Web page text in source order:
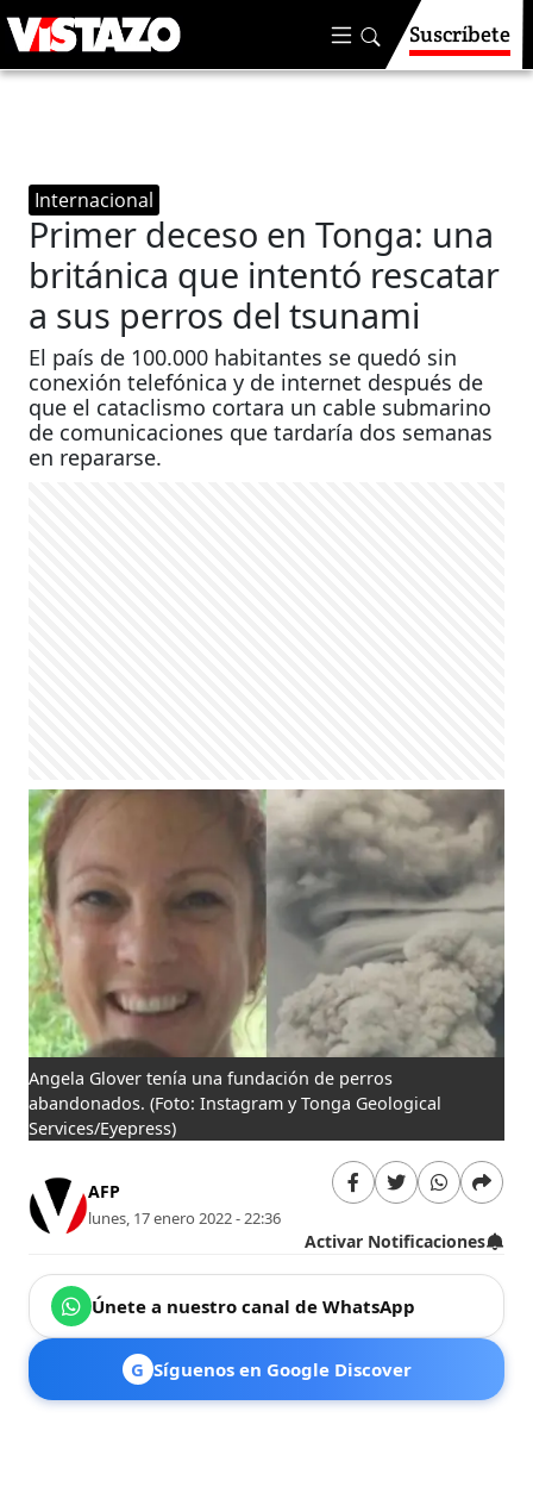
Suscríbete
Internacional
Primer deceso en Tonga: una
británica que intentó rescatar
a sus perros del tsunami
El país de 100.000 habitantes se quedó sin
conexión telefónica y de internet después de
que el cataclismo cortara un cable submarino
de comunicaciones que tardaría dos semanas
en repararse.
Angela Glover tenía una fundación de perros
abandonados.(Foto: Instagram y Tonga Geological
Services/Eyepress)
AFP
lunes, 17 enero 2022 - 22:36
Activar Notificaciones
Únete a nuestro canal de WhatsApp
G Síguenos en Google Discover